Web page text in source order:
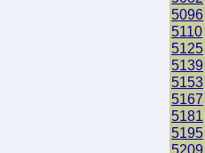
5096
5110
5125
5139
5153
5167
5181
5195
5209